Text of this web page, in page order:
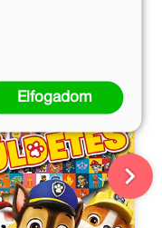
Elfogadom